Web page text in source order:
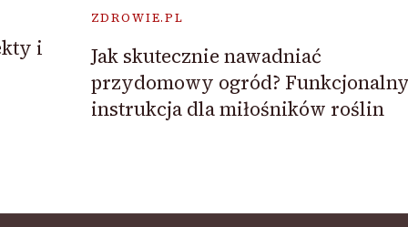
i
ZDROWIE.PL
Jak skutecznie nawadniać
przydomowy ogród?
instrukcja dla miłośników roślin